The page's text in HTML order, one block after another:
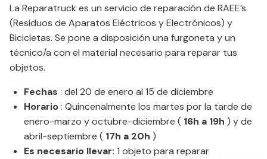
La Reparatruck es un servicio de reparación de RAEE’s
(Residuos de Aparatos Eléctricos y Electrónicos) y
Bicicletas. Se pone a disposición una furgoneta y un
técnico/a con el material necesario para reparar tus
objetos.
Fechas : del 20 de enero al 15 de diciembre
Horario: Quincenalmente los martes por la tarde de
enero-marzo y octubre-diciembre ( 16h a 19h ) y de
abril-septiembre ( 17h a 20h )
Es necesario llevar: 1 objeto para reparar